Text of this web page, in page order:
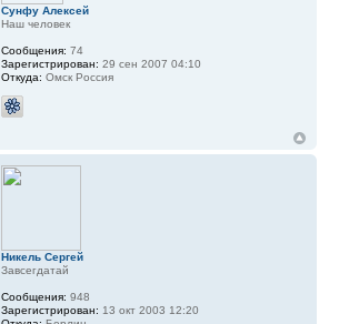
Сунфу Алексей
Наш человек
Сообщения: 74
Зарегистрирован: 29 сен 2007 04:10
Откуда: Омск Россия
Никель Сергей
Завсегдатай
Сообщения: 948
Зарегистрирован: 13 окт 2003 12:20